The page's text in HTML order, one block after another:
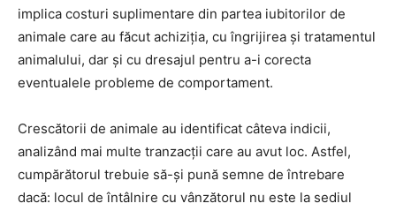
implica costuri suplimentare din partea iubitorilor de
animale care au făcut achiziția, cu îngrijirea și tratamentul
animalului, dar și cu dresajul pentru a-i corecta
eventualele probleme de comportament.
Crescătorii de animale au identificat câteva indicii,
analizând mai multe tranzacții care au avut loc. Astfel,
cumpărătorul trebuie să-și pună semne de întrebare
dacă: locul de întâlnire cu vânzătorul nu este la sediul